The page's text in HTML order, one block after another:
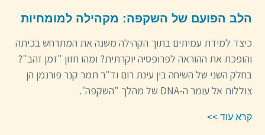
הלב הפועם של השקפה: מקהילה למומחיות
כיצד למידת עמיתים בתוך הקהילה משנה את המתרחש בכיתה
והופכת את ההוראה לפרופסיה יוקרתית? ומהו חזון "זמן זהב"?
בחלק השני של השיחה בין עינת רום וד"ר תמר קנר פורנמן הן
צוללות אל עומר ה-DNA של מהלך "השקפה".
קרא עוד >>